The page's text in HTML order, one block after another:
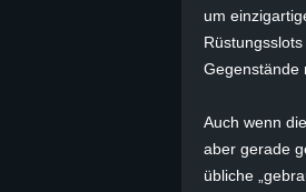
r
l
o
um
Gegenstände
Auch wenn
aber gerade
übliche